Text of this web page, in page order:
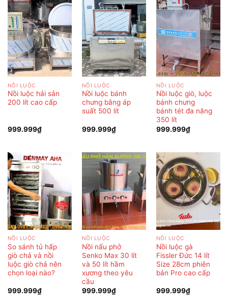
NỒI LUỘC
Nồi luộc hải sản
200 lít cao cấp
999.999₫
NỒI LUỘC
Nồi luộc bánh
chưng bằng áp
suất 500 lít
999.999₫
NỒI LUỘC
Nồi luộc giò, luộc
bánh chưng
bánh tét đa năng
350 lít
999.999₫
NỒI LUỘC
So sánh tủ hấp
giò chả và nồi
luộc giò chả nên
chọn loại nào?
999.999₫
NỒI LUỘC
Nồi nấu phở
Senko Max 30 lít
và 50 lít hầm
xương theo yêu
cầu
999.999₫
NỒI LUỘC
Nồi luộc gà
Fissler Đức 14 lít
Size 28cm phiên
bản Pro cao cấp
999.999₫